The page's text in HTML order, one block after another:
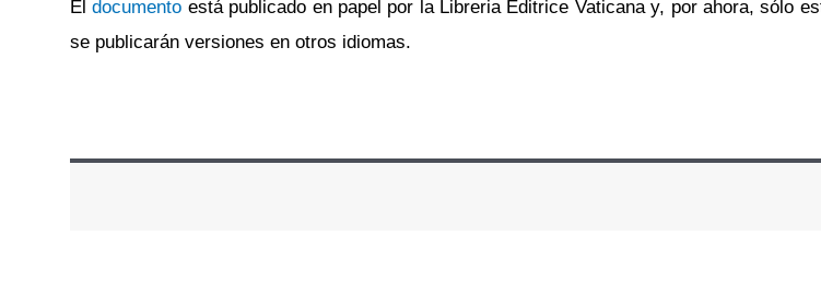
Eldocumento está publicado en papel por la Libreria Editrice Vaticana y, por ahora, sólo
se publicarán versiones en otros idiomas.